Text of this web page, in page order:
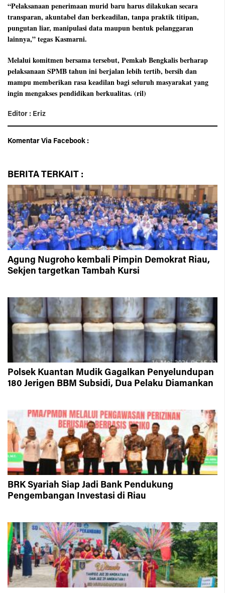
“Pelaksanaan penerimaan murid baru harus dilakukan secara
transparan, akuntabel dan berkeadilan, tanpa praktik titipan,
pungutan liar, manipulasi data maupun bentuk pelanggaran
lainnya,” tegas Kasmarni.
Melalui komitmen bersama tersebut, Pemkab Bengkalis berharap
pelaksanaan SPMB tahun ini berjalan lebih tertib, bersih dan
mampu memberikan rasa keadilan bagi seluruh masyarakat yang
ingin mengakses pendidikan berkualitas. (ril)
Editor : Eriz
Komentar Via Facebook :
BERITA TERKAIT :
Agung Nugroho kembali Pimpin Demokrat Riau,
Sekjen targetkan Tambah Kursi
Polsek Kuantan Mudik Gagalkan Penyelundupan
180 Jerigen BBM Subsidi, Dua Pelaku Diamankan
BRK Syariah Siap Jadi Bank Pendukung
Pengembangan Investasi di Riau